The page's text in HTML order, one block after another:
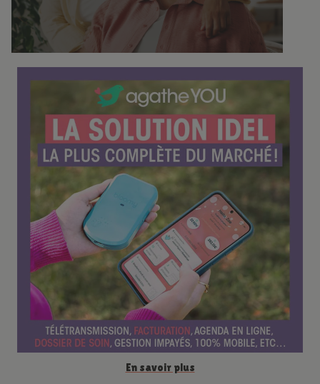
é
n
c
e
En savoir plus